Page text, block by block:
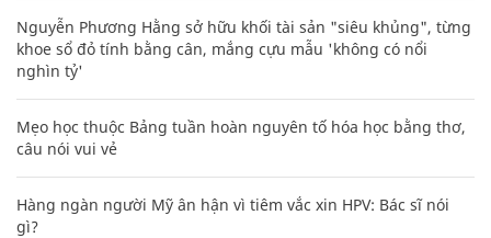
Nguyễn Phương Hằng sở hữu khối tài sản "siêu khủng", từng
khoe sổ đỏ tính bằng cân, mắng cựu mẫu 'không có nổi
nghìn tỷ'
Mẹo học thuộc Bảng tuần hoàn nguyên tố hóa học bằng thơ,
câu nói vui vẻ
Hàng ngàn người Mỹ ân hận vì tiêm vắc xin HPV: Bác sĩ nói
gì?